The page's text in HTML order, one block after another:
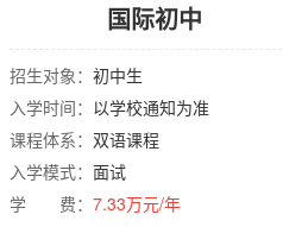
国际初中
招生对象： 初中生
入学时间： 以学校通知为准
课程体系： 双语课程
入学模式： 面试
学 费： 7.33万元/年